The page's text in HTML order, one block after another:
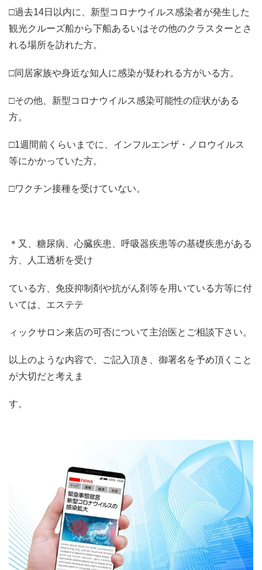
□過去14日以内に、新型コロナウイルス感染者が発生した
観光クルーズ船から下船あるいはその他のクラスターとさ
れる場所を訪れた方。
□同居家族や身近な知人に感染が疑われる方がいる方。
□その他、新型コロナウイルス感染可能性の症状がある
方。
□1週間前くらいまでに、インフルエンザ・ノロウイルス
等にかかっていた方。
□ワクチン接種を受けていない。
＊又、糖尿病、心臓疾患、呼吸器疾患等の基礎疾患がある
方、人工透析を受け
ている方、免疫抑制剤や抗がん剤等を用いている方等に付
いては、エステテ
ィックサロン来店の可否について主治医とご相談下さい。
以上のような内容で、ご記入頂き、御署名を予め頂くこと
が大切だと考えま
す。